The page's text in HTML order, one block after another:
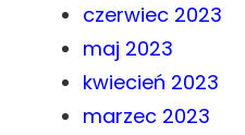
czerwiec 2023
maj 2023
kwiecień 2023
marzec 2023